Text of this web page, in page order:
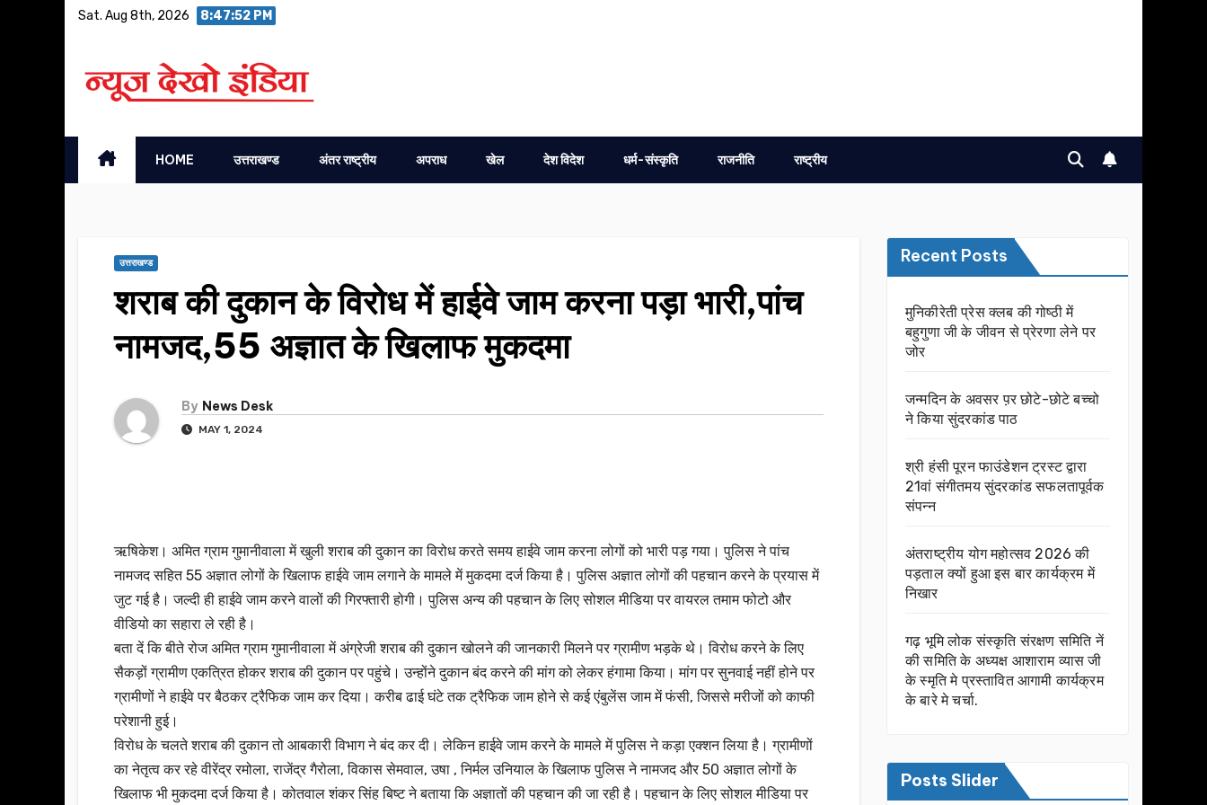
Sat. Aug 8th, 2026 8:47:53 PM
HOME उत्तराखण्ड अंतर राष्ट्रीय अपराध खेल देश विदेश धर्म-संस्कृति राजनीति राष्ट्रीय
उत्तराखण्ड
शराब की दुकान के विरोध में हाईवे जाम करना पड़ा भारी,पांच
नामजद,55 अज्ञात के खिलाफ मुकदमा
By News Desk
MAY 1, 2024
ऋषिकेश। अमित ग्राम गुमानीवाला में खुली शराब की दुकान का विरोध करते समय हाईवे जाम करना लोगों को भारी पड़ गया। पुलिस ने पांच
नामजद सहित 55 अज्ञात लोगों के खिलाफ हाईवे जाम लगाने के मामले में मुकदमा दर्ज किया है। पुलिस अज्ञात लोगों की पहचान करने के प्रयास में
जुट गई है। जल्दी ही हाईवे जाम करने वालों की गिरफ्तारी होगी। पुलिस अन्य की पहचान के लिए सोशल मीडिया पर वायरल तमाम फोटो और
वीडियो का सहारा ले रही है।
बता दें कि बीते रोज अमित ग्राम गुमानीवाला में अंग्रेजी शराब की दुकान खोलने की जानकारी मिलने पर ग्रामीण भड़के थे। विरोध करने के लिए
सैकड़ों ग्रामीण एकत्रित होकर शराब की दुकान पर पहुंचे। उन्होंने दुकान बंद करने की मांग को लेकर हंगामा किया। मांग पर सुनवाई नहीं होने पर
ग्रामीणों ने हाईवे पर बैठकर ट्रैफिक जाम कर दिया। करीब ढाई घंटे तक ट्रैफिक जाम होने से कई एंबुलेंस जाम में फंसी, जिससे मरीजों को काफी
परेशानी हुई।
विरोध के चलते शराब की दुकान तो आबकारी विभाग ने बंद कर दी। लेकिन हाईवे जाम करने के मामले में पुलिस ने कड़ा एक्शन लिया है। ग्रामीणों
का नेतृत्व कर रहे वीरेंद्र रमोला, राजेंद्र गैरोला, विकास सेमवाल, उषा , निर्मल उनियाल के खिलाफ पुलिस ने नामजद और 50 अज्ञात लोगों के
खिलाफ भी मुकदमा दर्ज किया है। कोतवाल शंकर सिंह बिष्ट ने बताया कि अज्ञातों की पहचान की जा रही है। पहचान के लिए सोशल मीडिया पर
Recent Posts
मुनिकीरेती प्रेस क्लब की गोष्ठी में
बहुगुणा जी के जीवन से प्रेरणा लेने पर
जोर
जन्मदिन के अवसर प़र छोटे-छोटे बच्चो
ने किया सुंदरकांड पाठ
श्री हंसी पूरन फाउंडेशन ट्रस्ट द्वारा
21वां संगीतमय सुंदरकांड सफलतापूर्वक
संपन्न
अंतराष्ट्रीय योग महोत्सव 2026 की
पड़ताल क्यों हुआ इस बार कार्यक्रम में
निखार
गढ़ भूमि लोक संस्कृति संरक्षण समिति नें
की समिति के अध्यक्ष आशाराम व्यास जी
के स्मृति मे प्रस्तावित आगामी कार्यक्रम
के बारे मे चर्चा.
Posts Slider